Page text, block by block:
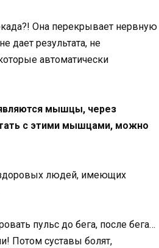
Она перекрывает нервную
дает результата, не
автоматически
мышцы, через
с этими мышцами, можно
здоровых людей, имеющих
пульс до бега, после бега…
Потом суставы болят,